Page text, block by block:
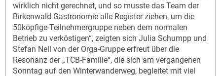
wirklich nicht gerechnet, und so musste das Team der
Birkenwald-Gastronomie alle Register ziehen, um die
50köpfige-Teilnehmergruppe neben dem normalen
Betrieb zu verköstigen“, zeigten sich Julia Schumpp und
Stefan Nell von der Orga-Gruppe erfreut über die
Resonanz der „TCB-Familie“, die sich am vergangenen
Sonntag auf den Winterwanderweg, begleitet mit viel